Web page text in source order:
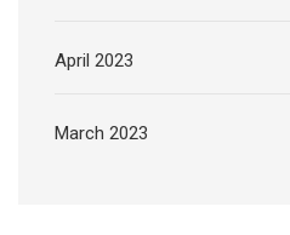
April 2023
March 2023